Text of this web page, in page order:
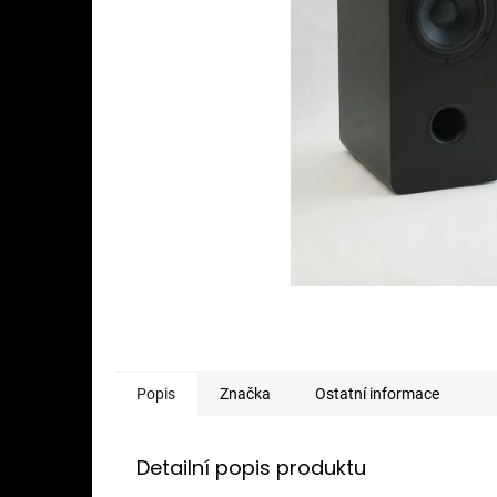
Popis Značka Ostatní informace
Detailní popis produktu